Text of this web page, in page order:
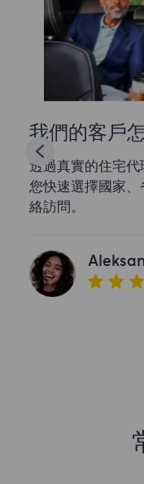
我們的客戶
透過真實的住宅
您快速選擇國家
絡訪問。